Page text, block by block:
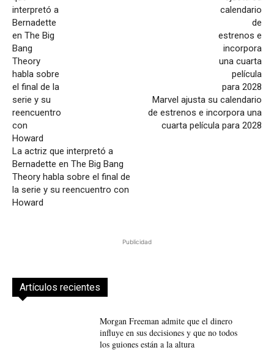
La actriz que interpretó a
Bernadette en The Big Bang
Theory habla sobre el final de
la serie y su reencuentro con
Howard
Marvel ajusta su calendario
de estrenos e incorpora una
cuarta película para 2028
Publicidad
Artículos recientes
Morgan Freeman admite que el dinero
influye en sus decisiones y que no todos
los guiones están a la altura